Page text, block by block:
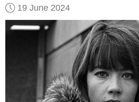
19 June 2024